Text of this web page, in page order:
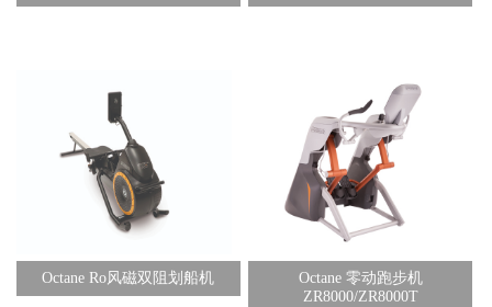
Octane Ro风磁双阻划船机
Octane 零动跑步机
ZR8000/ZR8000T